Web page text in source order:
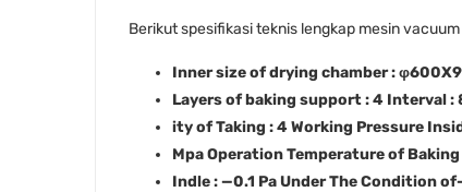
Berikut spesifikasi teknis lengkap mesin
Inner size of drying chamber :
Layers of baking support : 4 Interval :
ity of Taking : 4 Working Pressure
Mpa Operation Temperature of
Indle : —0.1 Pa Under The Condition